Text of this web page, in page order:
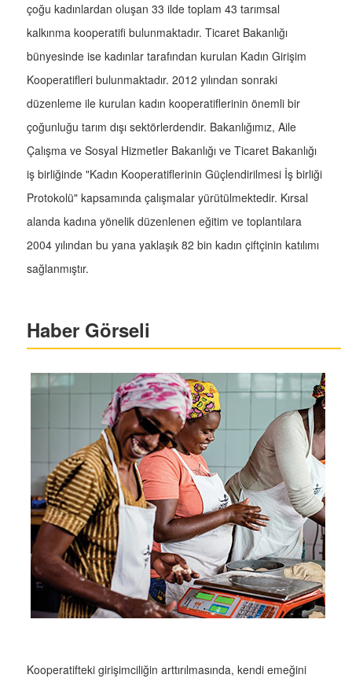
çoğu kadınlardan oluşan 33 ilde toplam 43 tarımsal
kalkınma kooperatifi bulunmaktadır. Ticaret Bakanlığı
bünyesinde ise kadınlar tarafından kurulan Kadın Girişim
Kooperatifleri bulunmaktadır. 2012 yılından sonraki
düzenleme ile kurulan kadın kooperatiflerinin önemli bir
çoğunluğu tarım dışı sektörlerdendir. Bakanlığımız, Aile
Çalışma ve Sosyal Hizmetler Bakanlığı ve Ticaret Bakanlığı
iş birliğinde "Kadın Kooperatiflerinin Güçlendirilmesi İş birliği
Protokolü" kapsamında çalışmalar yürütülmektedir. Kırsal
alanda kadına yönelik düzenlenen eğitim ve toplantılara
2004 yılından bu yana yaklaşık 82 bin kadın çiftçinin katılımı
sağlanmıştır.
Haber Görseli
Kooperatifteki girişimciliğin arttırılmasında, kendi emeğini